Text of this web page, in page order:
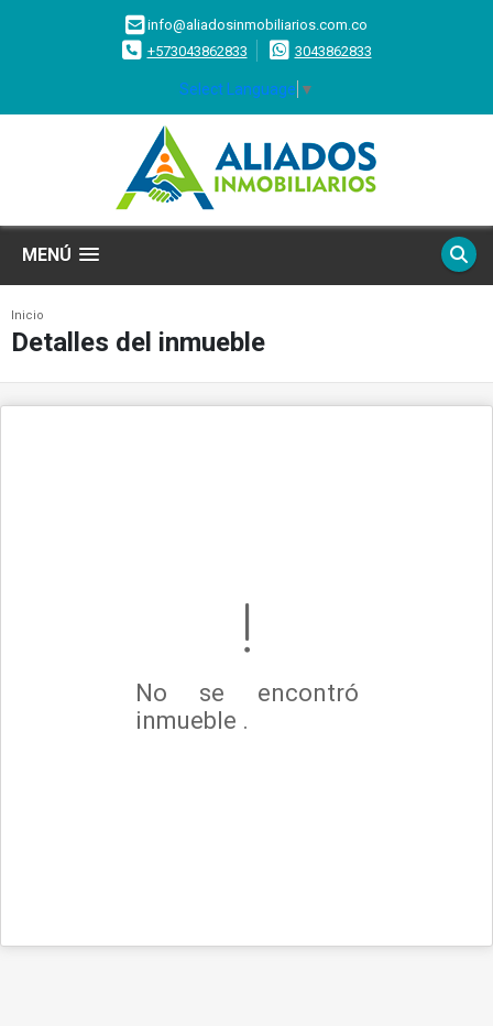
info@aliadosinmobiliarios.com.co
+573043862833
3043862833
Select Language ▼
MENÚ
Inicio
Detalles del inmueble
No se encontró
inmueble .